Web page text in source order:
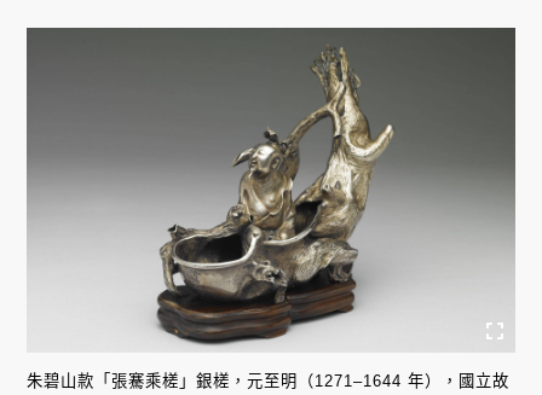
朱碧山款「張騫乘槎」銀槎，元至明（1271–1644 年），國立故